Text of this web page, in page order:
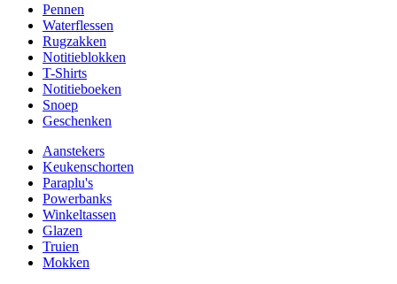
Pennen
Waterflessen
Rugzakken
Notitieblokken
T-Shirts
Notitieboeken
Snoep
Geschenken
Aanstekers
Keukenschorten
Paraplu's
Powerbanks
Winkeltassen
Glazen
Truien
Mokken